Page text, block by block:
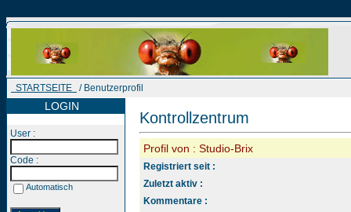
STARTSEITE / Benutzerprofil
LOGIN
User :
Code :
Automatisch
Kontrollzentrum
Profil von : Studio-Brix
Registriert seit :
Zuletzt aktiv :
Kommentare :